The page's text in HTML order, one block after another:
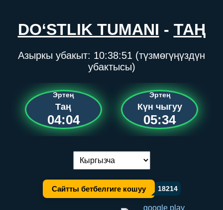
DO‘STLIK TUMANI - ТАҢ
Азыркы убакыт: 10:38:51 (түзмөгүңүздүн
убактысы)
Эртең
Таң
04:04
Эртең
Күн чыгуу
05:34
Тилди алмаштыруу:
Сайтты бетбелгиге кошуу 18214